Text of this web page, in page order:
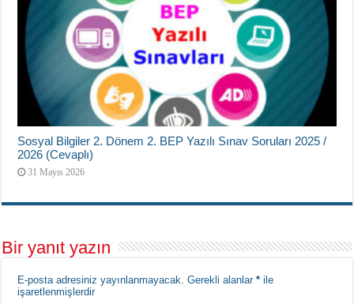
Sosyal Bilgiler 2. Dönem 2. BEP Yazılı Sınav Soruları 2025 /
2026 (Cevaplı)
31 Mayıs 2026
Bir yanıt yazın
E-posta adresiniz yayınlanmayacak. Gerekli alanlar* ile
işaretlenmişlerdir